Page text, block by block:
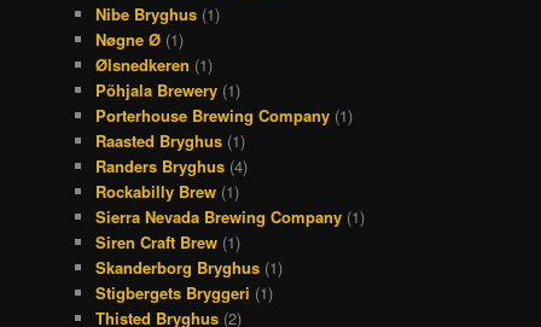
Nibe Bryghus (1)
Nøgne Ø (1)
Ølsnedkeren (1)
Põhjala Brewery (1)
Porterhouse Brewing Company (1)
Raasted Bryghus (1)
Randers Bryghus (4)
Rockabilly Brew (1)
Sierra Nevada Brewing Company (1)
Siren Craft Brew (1)
Skanderborg Bryghus (1)
Stigbergets Bryggeri (1)
Thisted Bryghus (2)